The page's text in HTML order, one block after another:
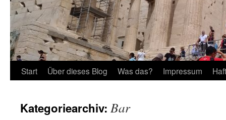
Start Über dieses Blog Was das? Impressum
Kategoriearchiv: Bar